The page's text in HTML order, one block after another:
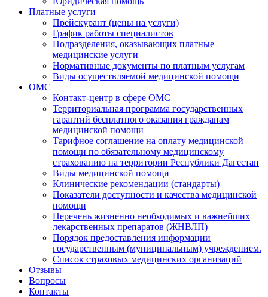
Платные услуги
Прейскурант (цены на услуги)
График работы специалистов
Подразделения, оказывающих платные
медицинские услуги
Нормативные документы по платным услугам
Виды осуществляемой медицинской помощи
ОМС
Контакт-центр в сфере ОМС
Территориальная программа государственных
гарантий бесплатного оказания гражданам
медицинской помощи
Тарифное соглашение на оплату медицинской
помощи по обязательному медицинскому
страхованию на территории Республики Дагестан
Виды медицинской помощи
Клинические рекомендации (стандарты)
Показатели доступности и качества медицинской
помощи
Перечень жизненно необходимых и важнейших
лекарственных препаратов (ЖНВЛП)
Порядок предоставления информации
государственным (муниципальным) учреждением.
Список страховых медицинских организаций
Отзывы
Вопросы
Контакты